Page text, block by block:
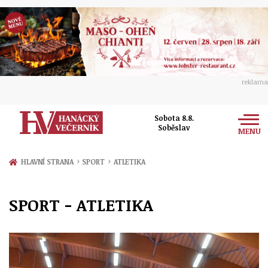
reklama
Sobota 8.8.
Soběslav
MENU
Zprávy
Přerov
Politika
Ekonomika
Kultura
Hudba
Společnost
Ženy
Sport
HLAVNÍ STRANA › SPORT › ATLETIKA
SPORT - ATLETIKA